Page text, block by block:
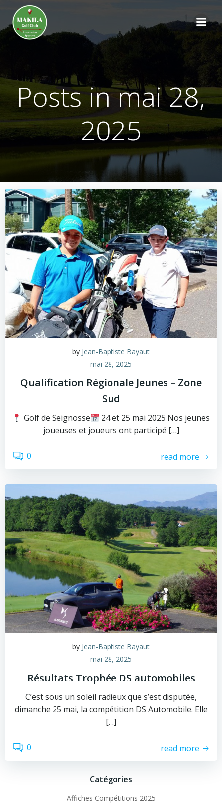
contenu
Posts in mai 28,
2025
by Jean-Baptiste Bayaut
mai 28, 2025
Qualification Régionale Jeunes – Zone
Sud
Golf de Seignosse
24 et 25 mai 2025 Nos jeunes
joueuses et joueurs ont participé […]
0 read more
by Jean-Baptiste Bayaut
mai 28, 2025
Résultats Trophée DS automobiles
C’est sous un soleil radieux que s’est disputée,
dimanche 25 mai, la compétition DS Automobile. Elle
[…]
0 read more
Catégories
Affiches Compétitions 2025